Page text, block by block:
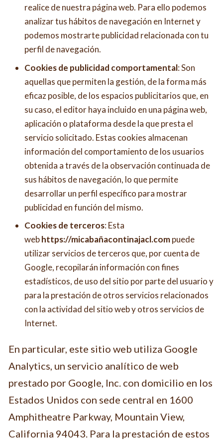
realice de nuestra página web. Para ello podemos
analizar tus hábitos de navegación en Internet y
podemos mostrarte publicidad relacionada con tu
perfil de navegación.
Cookies de publicidad comportamental: Son
aquellas que permiten la gestión, de la forma más
eficaz posible, de los espacios publicitarios que, en
su caso, el editor haya incluido en una página web,
aplicación o plataforma desde la que presta el
servicio solicitado. Estas cookies almacenan
información del comportamiento de los usuarios
obtenida a través de la observación continuada de
sus hábitos de navegación, lo que permite
desarrollar un perfil específico para mostrar
publicidad en función del mismo.
Cookies de terceros: Esta
webhttps://micabañacontinajacl.compuede
utilizar servicios de terceros que, por cuenta de
Google, recopilarán información con fines
estadísticos, de uso del sitio por parte del usuario y
para la prestación de otros servicios relacionados
con la actividad del sitio web y otros servicios de
Internet.
En particular, este sitio web utiliza Google
Analytics, un servicio analítico de web
prestado por Google, Inc. con domicilio en los
Estados Unidos con sede central en 1600
Amphitheatre Parkway, Mountain View,
California 94043. Para la prestación de estos